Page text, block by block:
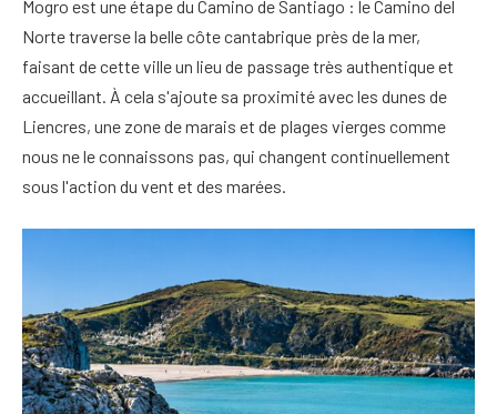
Mogro est une étape du Camino de Santiago : le Camino del
Norte traverse la belle côte cantabrique près de la mer,
faisant de cette ville un lieu de passage très authentique et
accueillant. À cela s'ajoute sa proximité avec les dunes de
Liencres, une zone de marais et de plages vierges comme
nous ne le connaissons pas, qui changent continuellement
sous l'action du vent et des marées.